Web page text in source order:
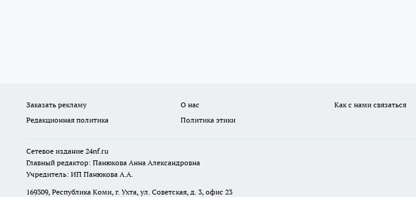
Заказать рекламу О нас
Как с нами связаться
Редакционная политика
Политика этики
Сетевое издание 24nf.ru
Главный редактор: Панюкова Анна Александровна
Учредитель: ИП Панюкова А.А.
169309, Республика Коми, г. Ухта, ул. Советская, д. 3, офис 23